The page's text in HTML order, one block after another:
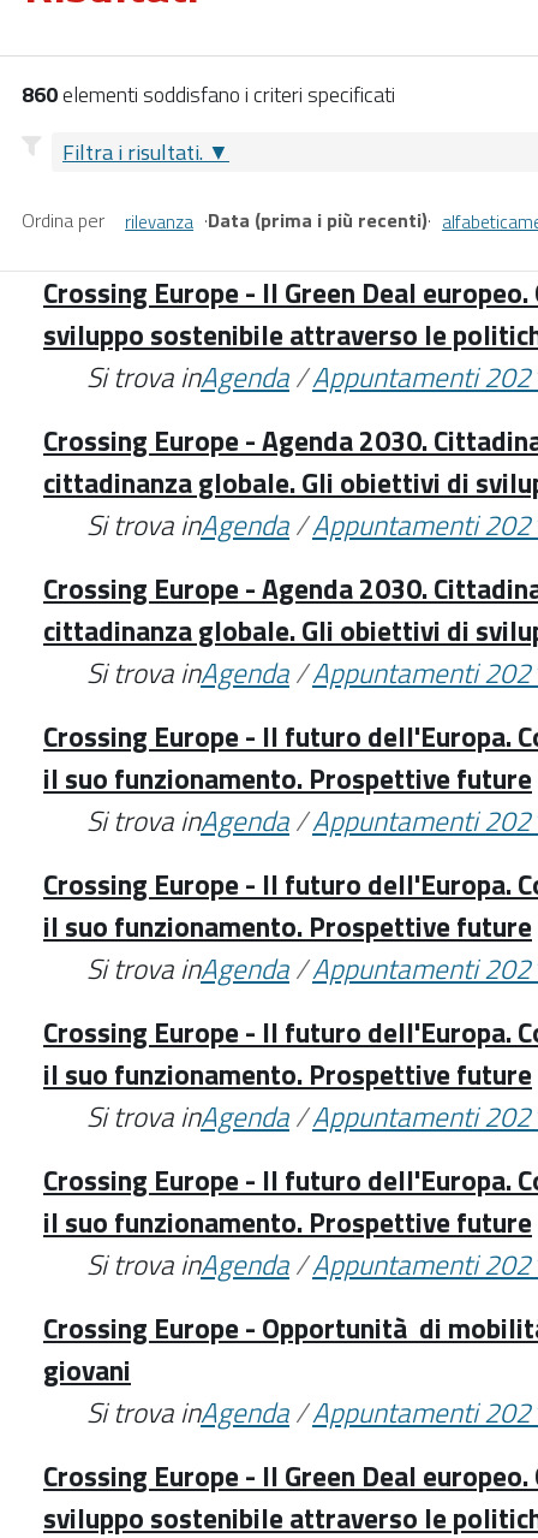
860elementi soddisfano i criteri specificati
Filtra i risultati.
Ordina per rilevanza ·Data (prima i più recenti)·
Crossing Europe - Il Green Deal
sviluppo sostenibile attraverso le
Si trova inAgenda/Appuntamenti
Crossing Europe - Agenda 2030.
cittadinanza globale. Gli obiettivi di
Si trova inAgenda/Appuntamenti
Crossing Europe - Agenda 2030.
cittadinanza globale. Gli obiettivi di
Si trova inAgenda/Appuntamenti
Crossing Europe - Il futuro dell'Europa.
il suo funzionamento. Prospettive future
Si trova inAgenda/Appuntamenti
Crossing Europe - Il futuro dell'Europa.
il suo funzionamento. Prospettive future
Si trova inAgenda/Appuntamenti
Crossing Europe - Il futuro dell'Europa.
il suo funzionamento. Prospettive future
Si trova inAgenda/Appuntamenti
Crossing Europe - Il futuro dell'Europa.
il suo funzionamento. Prospettive future
Si trova inAgenda/Appuntamenti
Crossing Europe - Opportunità di
giovani
Si trova inAgenda/Appuntamenti
Crossing Europe - Il Green Deal
sviluppo sostenibile attraverso le